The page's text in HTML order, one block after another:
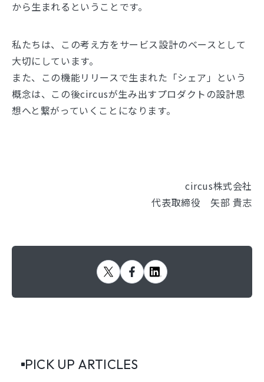
から生まれるということです。
私たちは、この考え方をサービス設計のベースとして
大切にしています。
また、この機能リリースで生まれた「シェア」という
概念は、この後circusが生み出すプロダクトの設計思
想へと繋がっていくことになります。
circus株式会社
代表取締役 矢部 貴志
PICK UP ARTICLES